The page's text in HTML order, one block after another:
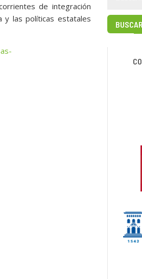
de integración
y las políticas estatales